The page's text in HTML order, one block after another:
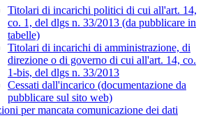
Titolari di incarichi politici di cui all'art. 14,
co. 1, del dlgs n. 33/2013 (da pubblicare in
tabelle)
Titolari di incarichi di amministrazione, di
direzione o di governo di cui all'art. 14, co.
1-bis, del dlgs n. 33/2013
Cessati dall'incarico (documentazione da
pubblicare sul sito web)
per mancata comunicazione dei dati